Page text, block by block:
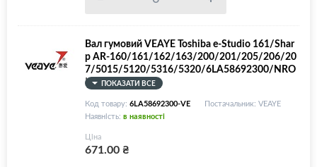
Вал гумовий VEAYE Toshiba e-Studio 161/Shar
p AR-160/161/162/163/200/201/205/206/20
7/5015/5120/5316/5320/6LA58692300/NRO
LR0031QS
ПОКАЗАТИ ВСЕ
Код товару: 6LA58692300-VE
Постачальник: VEAYE
Наявність: в наявності
Ціна
671.00₴